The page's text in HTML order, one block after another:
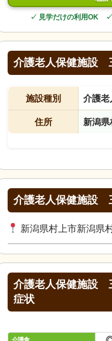
✓ 見学だけの利用OK ✓
介護老人保健施設
施設種別 介護老
住所 新潟県
介護老人保健施設
新潟県村上市新潟県
介護老人保健施設
症状